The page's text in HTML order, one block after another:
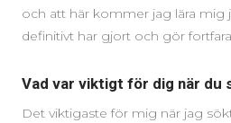
och att här kommer jag lära mig
definitivt har gjort och gör
Vad var viktigt för dig när du
Det viktigaste för mig när jag